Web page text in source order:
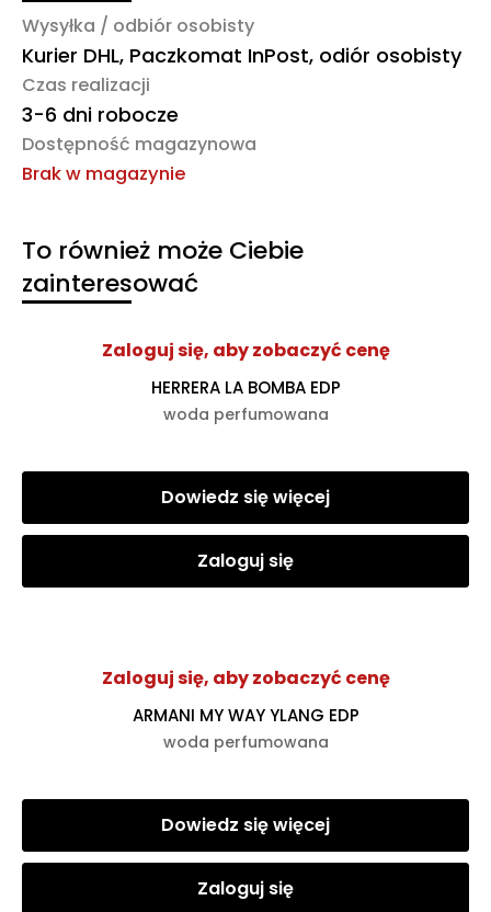
Wysyłka / odbiór osobisty
Kurier DHL, Paczkomat InPost, odiór osobisty
Czas realizacji
3-6 dni robocze
Dostępność magazynowa
Brak w magazynie
To również może Ciebie
zainteresować
Zaloguj się, aby zobaczyć cenę
HERRERA LA BOMBA EDP
woda perfumowana
Dowiedz się więcej
Zaloguj się
Zaloguj się, aby zobaczyć cenę
ARMANI MY WAY YLANG EDP
woda perfumowana
Dowiedz się więcej
Zaloguj się